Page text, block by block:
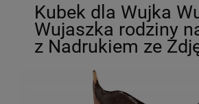
Kubek dla Wujka
Wujaszka rodziny
z Nadrukiem ze